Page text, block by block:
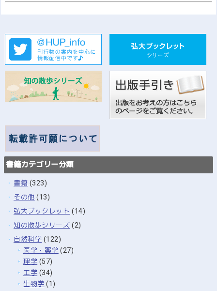
書籍カテゴリー分類
書籍 (323)
その他 (13)
弘大ブックレット (14)
知の散歩シリーズ (2)
自然科学 (122)
医学・薬学 (27)
理学 (57)
工学 (34)
生物学 (1)